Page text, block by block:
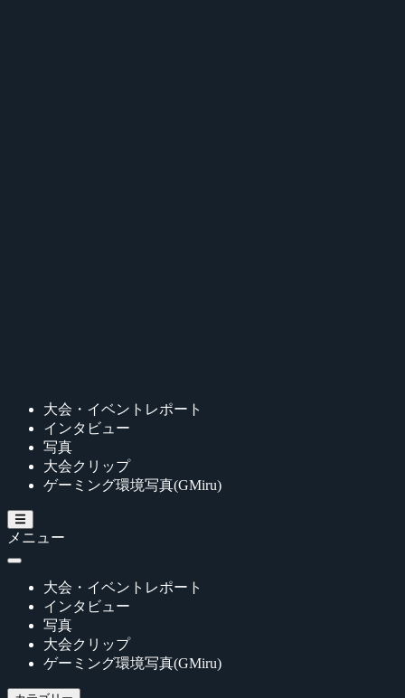
大会・イベントレポート
インタビュー
写真
大会クリップ
ゲーミング環境写真(GMiru)
メニュー
大会・イベントレポート
インタビュー
写真
大会クリップ
ゲーミング環境写真(GMiru)